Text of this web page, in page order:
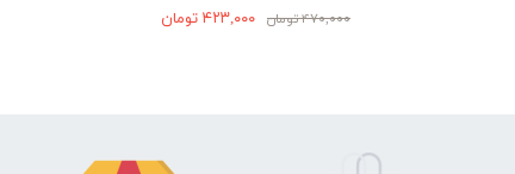
۴۷۰,۰۰۰ تومان ۴۲۳,۰۰۰ تومان